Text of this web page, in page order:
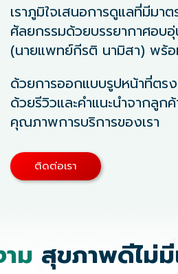
เราภูมิใจเสนอการดูแลที่มีมา
ศัลยกรรมด้วยบรรยากาศอบ
(นายแพทย์กีรติ นามิสา) พ
ด้วยการออกแบบรูปหน้าที่ตร
ด้วยรีวิวและคำแนะนำจากลูก
คุณภาพการบริการของเรา
ติดต่อเรา
ม สุขภาพดีไม่